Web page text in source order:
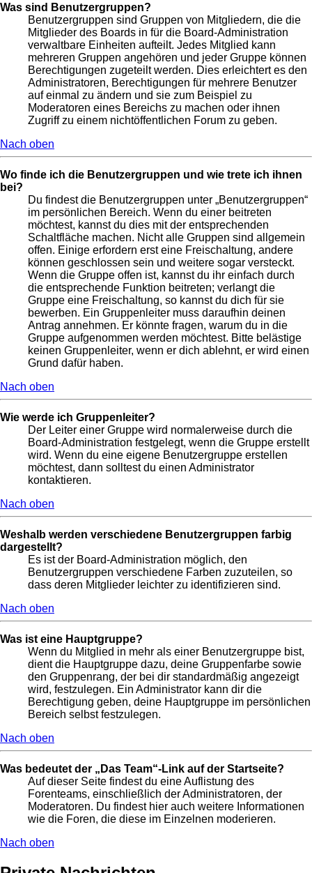
Was sind Benutzergruppen?
Benutzergruppen sind Gruppen von Mitgliedern, die die
Mitglieder des Boards in für die Board-Administration
verwaltbare Einheiten aufteilt. Jedes Mitglied kann
mehreren Gruppen angehören und jeder Gruppe können
Berechtigungen zugeteilt werden. Dies erleichtert es den
Administratoren, Berechtigungen für mehrere Benutzer
auf einmal zu ändern und sie zum Beispiel zu
Moderatoren eines Bereichs zu machen oder ihnen
Zugriff zu einem nichtöffentlichen Forum zu geben.
Nach oben
Wo finde ich die Benutzergruppen und wie trete ich ihnen
bei?
Du findest die Benutzergruppen unter „Benutzergruppen“
im persönlichen Bereich. Wenn du einer beitreten
möchtest, kannst du dies mit der entsprechenden
Schaltfläche machen. Nicht alle Gruppen sind allgemein
offen. Einige erfordern erst eine Freischaltung, andere
können geschlossen sein und weitere sogar versteckt.
Wenn die Gruppe offen ist, kannst du ihr einfach durch
die entsprechende Funktion beitreten; verlangt die
Gruppe eine Freischaltung, so kannst du dich für sie
bewerben. Ein Gruppenleiter muss daraufhin deinen
Antrag annehmen. Er könnte fragen, warum du in die
Gruppe aufgenommen werden möchtest. Bitte belästige
keinen Gruppenleiter, wenn er dich ablehnt, er wird einen
Grund dafür haben.
Nach oben
Wie werde ich Gruppenleiter?
Der Leiter einer Gruppe wird normalerweise durch die
Board-Administration festgelegt, wenn die Gruppe erstellt
wird. Wenn du eine eigene Benutzergruppe erstellen
möchtest, dann solltest du einen Administrator
kontaktieren.
Nach oben
Weshalb werden verschiedene Benutzergruppen farbig
dargestellt?
Es ist der Board-Administration möglich, den
Benutzergruppen verschiedene Farben zuzuteilen, so
dass deren Mitglieder leichter zu identifizieren sind.
Nach oben
Was ist eine Hauptgruppe?
Wenn du Mitglied in mehr als einer Benutzergruppe bist,
dient die Hauptgruppe dazu, deine Gruppenfarbe sowie
den Gruppenrang, der bei dir standardmäßig angezeigt
wird, festzulegen. Ein Administrator kann dir die
Berechtigung geben, deine Hauptgruppe im persönlichen
Bereich selbst festzulegen.
Nach oben
Was bedeutet der „Das Team“-Link auf der Startseite?
Auf dieser Seite findest du eine Auflistung des
Forenteams, einschließlich der Administratoren, der
Moderatoren. Du findest hier auch weitere Informationen
wie die Foren, die diese im Einzelnen moderieren.
Nach oben